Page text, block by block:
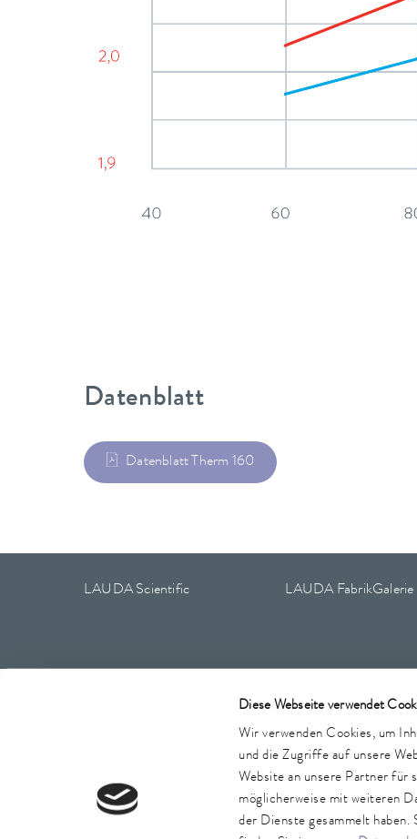
Diese Webseite verwendet
Wir verwenden Cookies, um
und die Zugriffe auf unsere
Website an unsere Partner für
möglicherweise mit weiteren
der Dienste gesammelt haben.
Datenblatt
Datenblatt Therm 160
LAUDA Scientific LAUDA FabrikGalerie